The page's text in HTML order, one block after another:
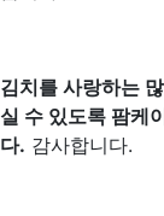
김치를 사랑하는
실 수 있도록 팜케
다. 감사합니다.